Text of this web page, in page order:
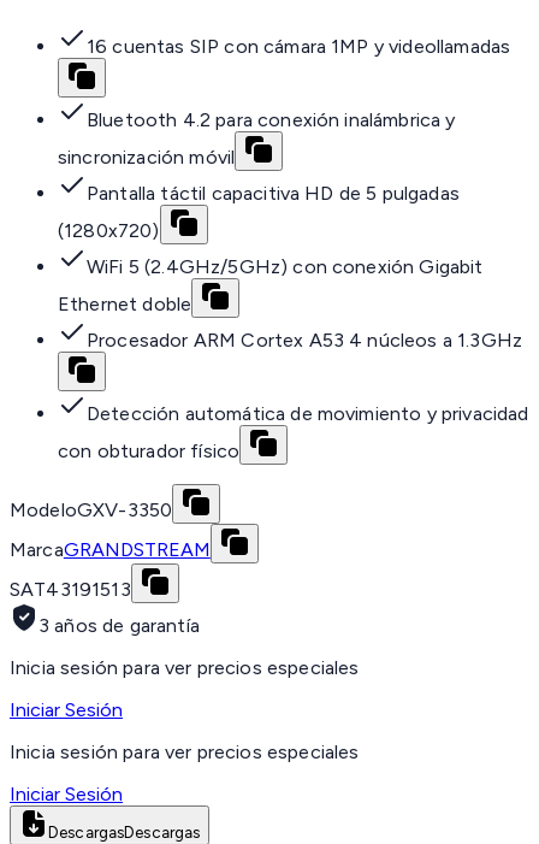
16 cuentas SIP con cámara 1MP y videollamadas
Bluetooth 4.2 para conexión inalámbrica y
sincronización móvil
Pantalla táctil capacitiva HD de 5 pulgadas
(1280x720)
WiFi 5 (2.4GHz/5GHz) con conexión Gigabit
Ethernet doble
Procesador ARM Cortex A53 4 núcleos a 1.3GHz
Detección automática de movimiento y privacidad
con obturador físico
ModeloGXV-3350
MarcaGRANDSTREAM
SAT43191513
3 años de garantía
Inicia sesión para ver precios especiales
Iniciar Sesión
Inicia sesión para ver precios especiales
Iniciar Sesión
DescargasDescargas